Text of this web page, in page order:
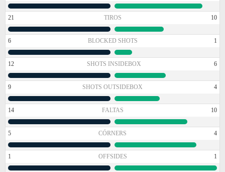
21 TIROS 10
6 BLOCKED SHOTS 1
12 SHOTS INSIDEBOX 6
9 SHOTS OUTSIDEBOX 4
14 FALTAS 10
5 CÓRNERS 4
1 OFFSIDES 1